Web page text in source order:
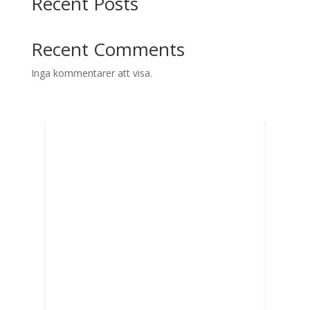
Recent Comments
Inga kommentarer att visa.